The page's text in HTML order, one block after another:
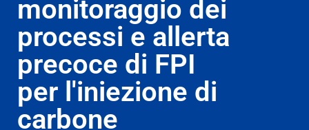
monitoraggio dei
processi e allerta
precoce di FPI
per l'iniezione di
carbone